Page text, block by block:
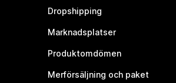
Dropshipping
Marknadsplatser
Produktomdömen
Merförsäljning och paket